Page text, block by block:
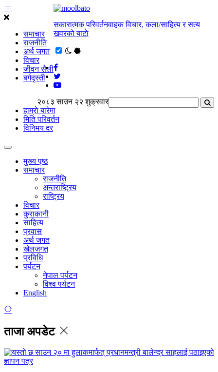
समाचार
राजनीति
अर्थ जगत
विचार
जीवन सैली
बर्गदृस्ती
सकारात्मक परिवर्तनवाहक विचार, कला/साहित्य र सत्य
खवरको बाटाे
२०८३ साउन २२ शुक्रवार
हाम्राे बारेमा
मिति परिवर्तन
विनिमय दर
मुख्य पृष्ठ
समाचार
राजनीति
अन्तराष्ट्रिय
राष्ट्रिय
विचार
कुराकानी
साहित्य
प्रवास
अर्थ जगत
खेलजगत
प्रविधि
पर्यटन
नेपाल पर्यटन
विश्व पर्यटन
English
ताजा अपडेट